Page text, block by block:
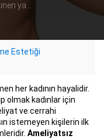
ya...
Estetiği
her kadının hayalidir.
olmak kadınlar için
ve cerrahi
istemeyen kişilerin ilk
Ameliyatsız